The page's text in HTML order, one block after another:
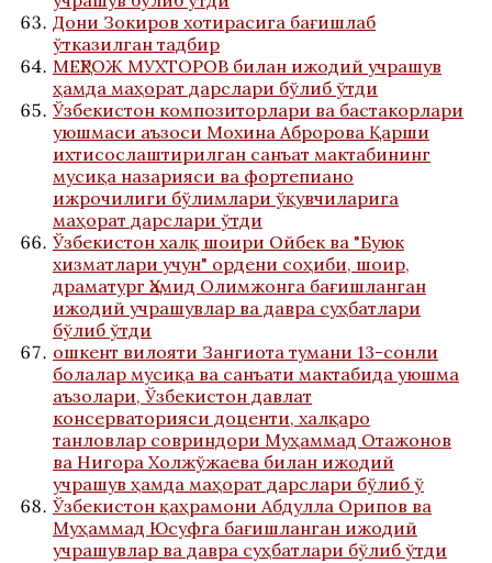
Дони Зокиров хотирасига бағишлаб
ўтказилган тадбир
МЕҲРОЖ МУХТОРОВ билан ижодий учрашув
ҳамда маҳорат дарслари бўлиб ўтди
Ўзбекистон композиторлари ва бастакорлари
уюшмаси аъзоси Мохина Абророва Қарши
ихтисослаштирилган санъат мактабининг
мусиқа назарияси ва фортепиано
ижрочилиги бўлимлари ўқувчиларига
маҳорат дарслари ўтди
Ўзбекистон халқ шоири Ойбек ва "Буюк
хизматлари учун" ордени соҳиби, шоир,
драматург Ҳамид Олимжонга бағишланган
ижодий учрашувлар ва давра суҳбатлари
бўлиб ўтди
ошкент вилояти Зангиота тумани 13-сонли
болалар мусиқа ва санъати мактабида уюшма
аъзолари, Ўзбекистон давлат
консерваторияси доценти, халқаро
танловлар совриндори Муҳаммад Отажонов
ва Нигора Холжўжаева билан ижодий
учрашув ҳамда маҳорат дарслари бўлиб ў
Ўзбекистон қаҳрамони Абдулла Орипов ва
Муҳаммад Юсуфга бағишланган ижодий
учрашувлар ва давра суҳбатлари бўлиб ўтди